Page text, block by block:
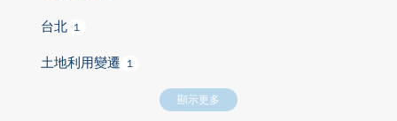
台北 1
土地利用變遷 1
顯示更多